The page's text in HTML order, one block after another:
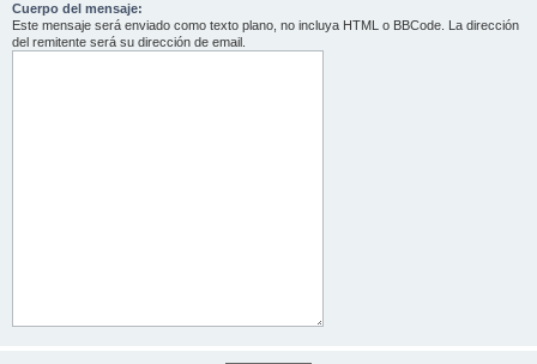
Cuerpo del mensaje:
Este mensaje será enviado como texto plano, no incluya HTML o BBCode. La dirección
del remitente será su dirección de email.